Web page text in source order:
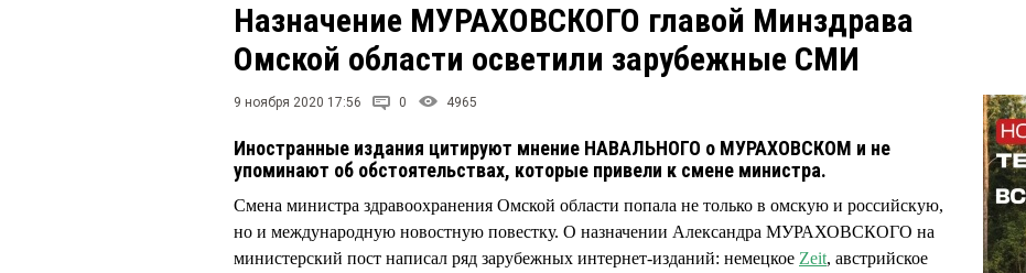
Назначение МУРАХОВСКОГО главой Минздрава
Омской области осветили зарубежные СМИ
9 ноября 2020 17:56 0 4965
Иностранные издания цитируют мнение НАВАЛЬНОГО о МУРАХОВСКОМ и не
упоминают об обстоятельствах, которые привели к смене министра.
Смена министра здравоохранения Омской области попала не только в омскую и российскую,
но и международную новостную повестку. О назначении Александра МУРАХОВСКОГО на
министерский пост написал ряд зарубежных интернет-изданий: немецкое Zeit, австрийское